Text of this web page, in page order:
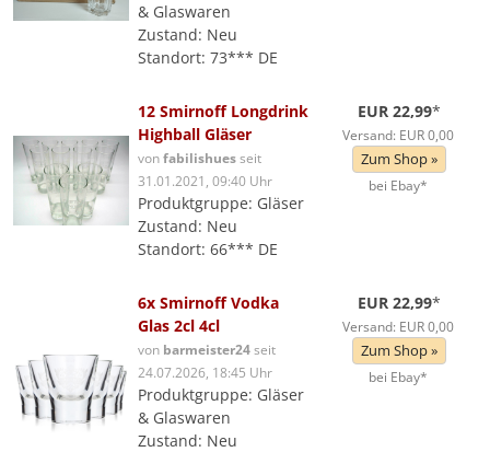
& Glaswaren
Zustand: Neu
Standort: 73*** DE
12 Smirnoff Longdrink
Highball Gläser
vonfabilishuesseit
31.01.2021, 09:40 Uhr
Produktgruppe: Gläser
Zustand: Neu
Standort: 66*** DE
EUR 22,99*
Versand: EUR 0,00
Zum Shop »
bei Ebay*
6x Smirnoff Vodka
Glas 2cl 4cl
von barmeister24seit
24.07.2026, 18:45 Uhr
Produktgruppe: Gläser
& Glaswaren
Zustand: Neu
EUR 22,99*
Versand: EUR 0,00
Zum Shop »
bei Ebay*